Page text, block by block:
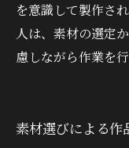
を意識して製作さ
人は、素材の選定
慮しながら作業を
素材選びによる作